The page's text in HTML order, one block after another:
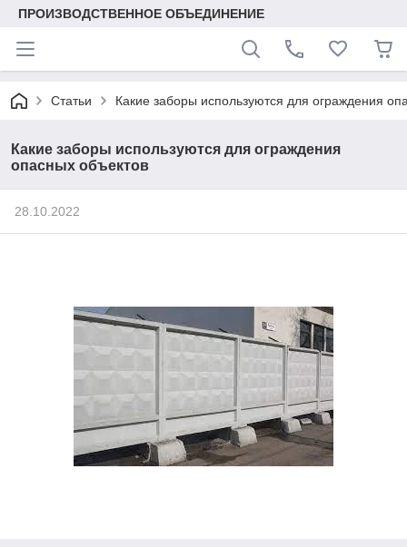
ПРОИЗВОДСТВЕННОЕ ОБЪЕДИНЕНИЕ
Статьи Какие заборы используются для ограждения
Какие заборы используются для ограждения
опасных объектов
28.10.2022